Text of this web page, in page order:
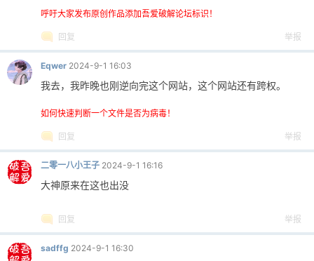
呼吁大家发布原创作品添加吾爱破解论坛标识！
回复 举报
Eqwer 2024-9-1 16:03
我去，我昨晚也刚逆向完这个网站，这个网站还有跨权。
如何快速判断一个文件是否为病毒！
回复 举报
二零一八小王子 2024-9-1 16:16
大神原来在这也出没
回复 举报
sadffg 2024-9-1 16:30